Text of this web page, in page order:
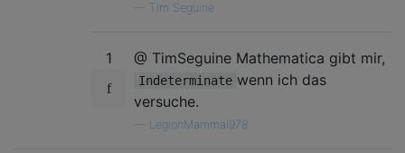
Tim Seguine
1 @ TimSeguine Mathematica gibt mir,
Indeterminate wenn ich das
versuche.
LegionMammal978